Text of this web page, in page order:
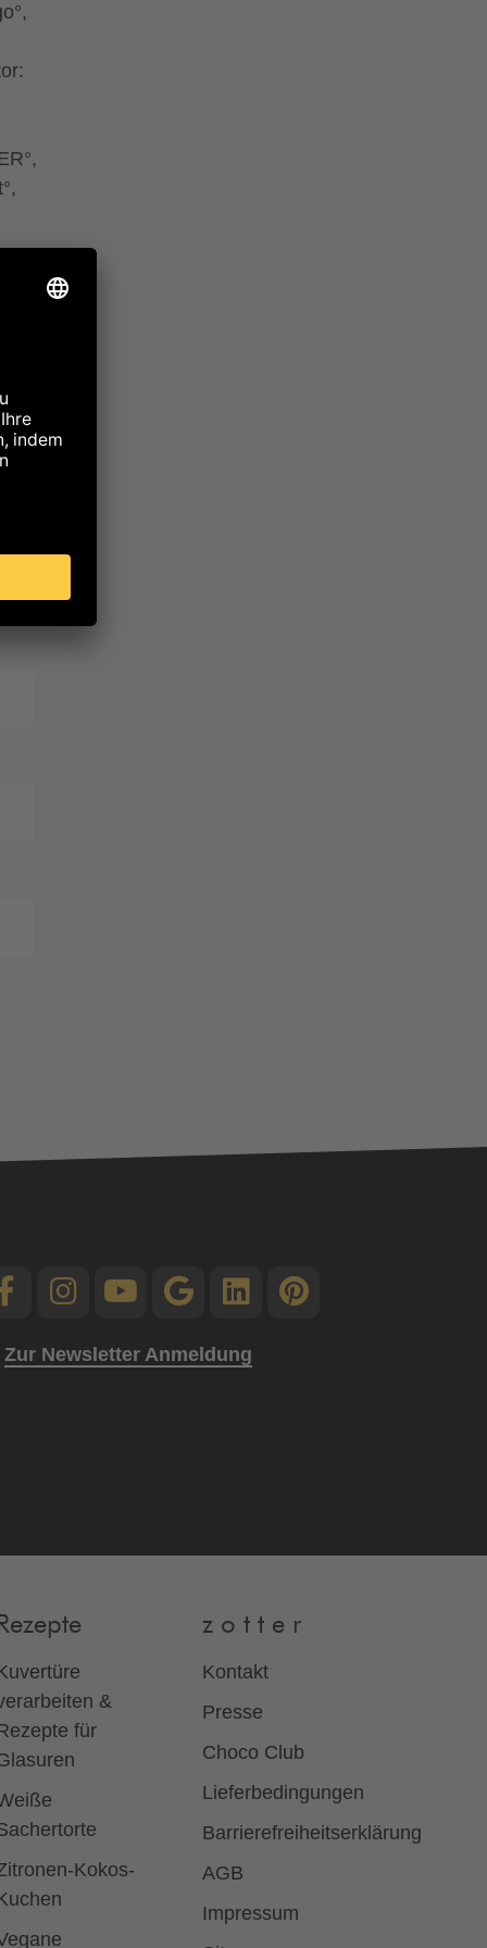
Zur Newsletter Anmeldung
Rezepte
&
für
Kokos-
z o t t e r
Kontakt
Presse
Choco Club
Lieferbedingungen
Barrierefreiheitserklärung
AGB
Impressum